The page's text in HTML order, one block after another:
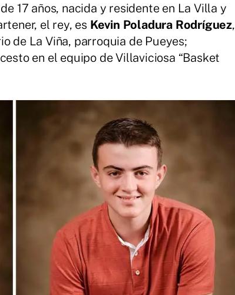
de 17 años, nacida y residente en La Villa y
el rey, es Kevin Poladura Rodríguez,
de La Viña, parroquia de Pueyes;
en el equipo de Villaviciosa “Basket